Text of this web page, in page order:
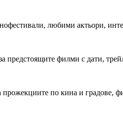
любими актьори,
предстоящите филми с дати,
прожекциите по кина и градове,